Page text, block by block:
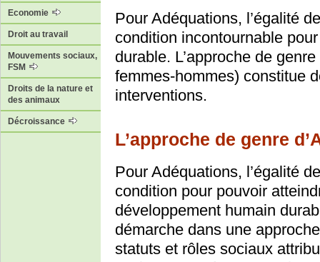
Economie
Droit au travail
Mouvements sociaux,
FSM
Droits de la nature et
des animaux
Décroissance
Pour Adéquations, l’égalité
condition incontournable
durable. L’approche de
femmes-hommes) constitue
interventions.
L’approche de genre
Pour Adéquations, l’égalité
condition pour pouvoir
développement humain
démarche dans une
statuts et rôles sociaux